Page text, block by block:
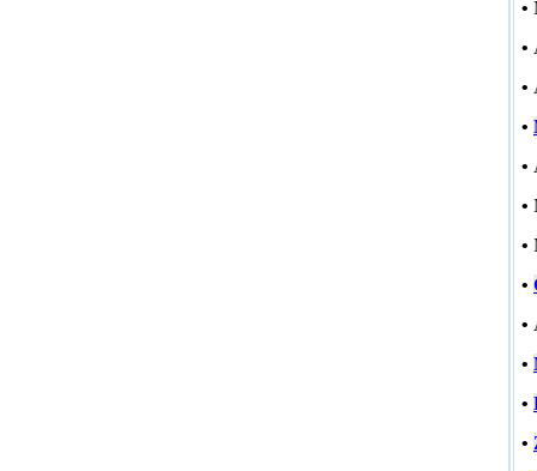
•
•
•
•
•
•
•
•
•
•
•
•